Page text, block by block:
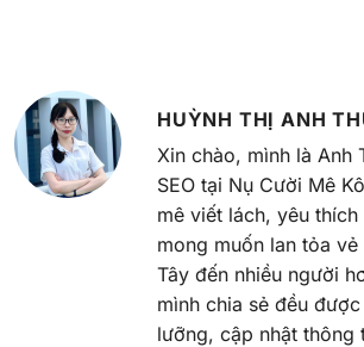
HUỲNH THỊ ANH
Xin chào, mình là Anh
SEO tại Nụ Cười Mê
mê viết lách, yêu
mong muốn lan tỏa
Tây đến nhiều người
mình chia sẻ đều
lưỡng, cập nhật thông